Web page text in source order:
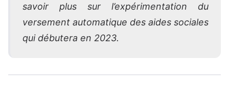
savoir plus sur l’expérimentation du
versement automatique des aides sociales
qui débutera en 2023.